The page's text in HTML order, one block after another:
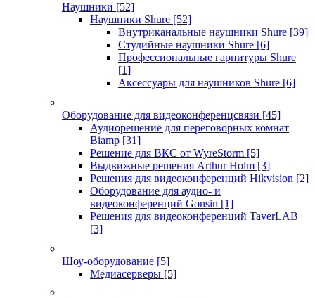
Наушники [52]
Наушники Shure [52]
Внутриканальные наушники Shure [39]
Студийные наушники Shure [6]
Профессиональные гарнитуры Shure
[1]
Аксессуары для наушников Shure [6]
Оборудование для видеоконференцсвязи [45]
Аудиорешение для переговорных комнат
Biamp [31]
Решение для ВКС от WyreStorm [5]
Выдвижные решения Arthur Holm [3]
Решения для видеоконференций Hikvision [2]
Оборудование для аудио- и
видеоконференций Gonsin [1]
Решения для видеоконференций TaverLAB
[3]
Шоу-оборудование [5]
Медиасерверы [5]